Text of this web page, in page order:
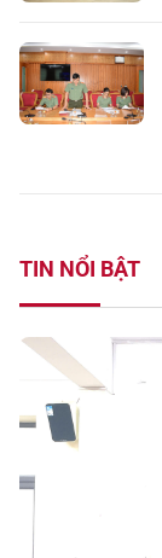
TIN NỔI BẬT